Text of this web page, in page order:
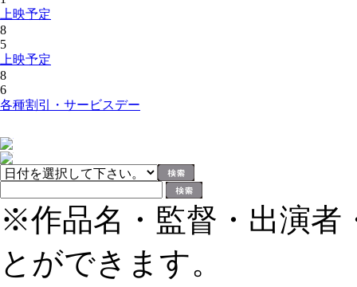
上映予定
8
5
上映予定
8
6
各種割引・サービスデー
※作品名・監督・出演者
とができます。